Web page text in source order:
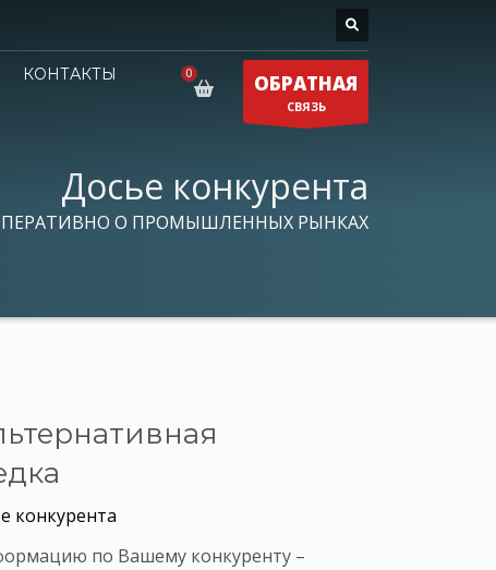
КОНТАКТЫ
ОБРАТНАЯ
СВЯЗЬ
Досье конкурента
О ПРОМЫШЛЕННЫХ РЫНКАХ
конкурента
по Вашему конкуренту –